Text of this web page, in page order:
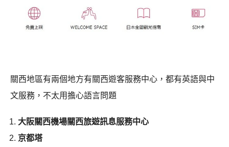
關西地區有兩個地方有關西遊客服務中心，都有英語與中
文服務，不太用擔心語言問題
大阪關西機場關西旅遊訊息服務中心
京都塔